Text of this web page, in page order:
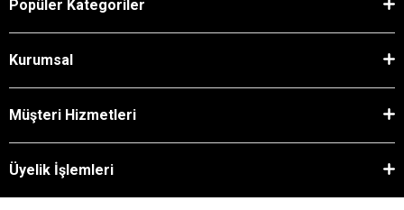
Popüler Kategoriler
Kurumsal
Müşteri Hizmetleri
Üyelik İşlemleri